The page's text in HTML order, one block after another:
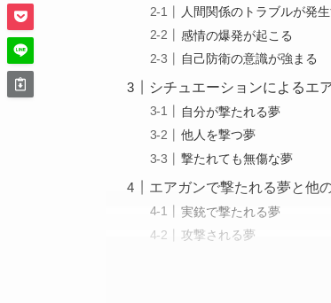
人間関係のトラブルが発
感情の爆発が起こる
自己防衛の意識が強まる
シチュエーションによるエ
自分が撃たれる夢
他人を撃つ夢
撃たれても無傷な夢
エアガンで撃たれる夢と他
実銃で撃たれる夢
攻撃される夢